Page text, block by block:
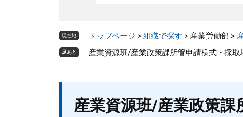
o
e
ス
現在地 トップページ > 組織で探す > 産業労働部 >
足あと 産業資源班/産業政策課所管申請様式・採取
産業資源班/産業政策課